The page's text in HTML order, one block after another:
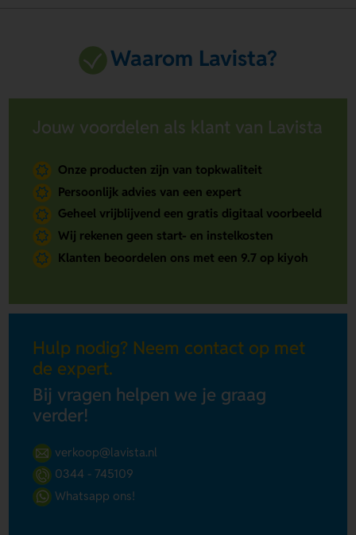
Waarom Lavista?
Jouw voordelen als klant van Lavista
Onze producten zijn van topkwaliteit
Persoonlijk advies van een expert
Geheel vrijblijvend een gratis digitaal voorbeeld
Wij rekenen geen start- en instelkosten
Klanten beoordelen ons met een 9.7 op kiyoh
Hulp nodig? Neem contact op met
de expert.
Bij vragen helpen we je graag
verder!
verkoop@lavista.nl
0344 - 745109
Whatsapp ons!